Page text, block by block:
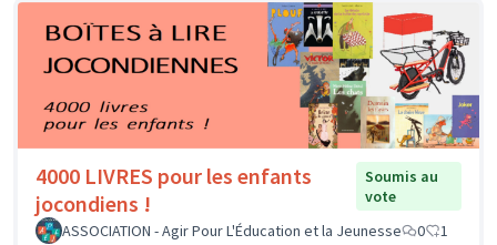
4000 LIVRES pour les enfants
jocondiens !
Soumis au
vote
ASSOCIATION - Agir Pour L'Éducation et la Jeunesse
0 1